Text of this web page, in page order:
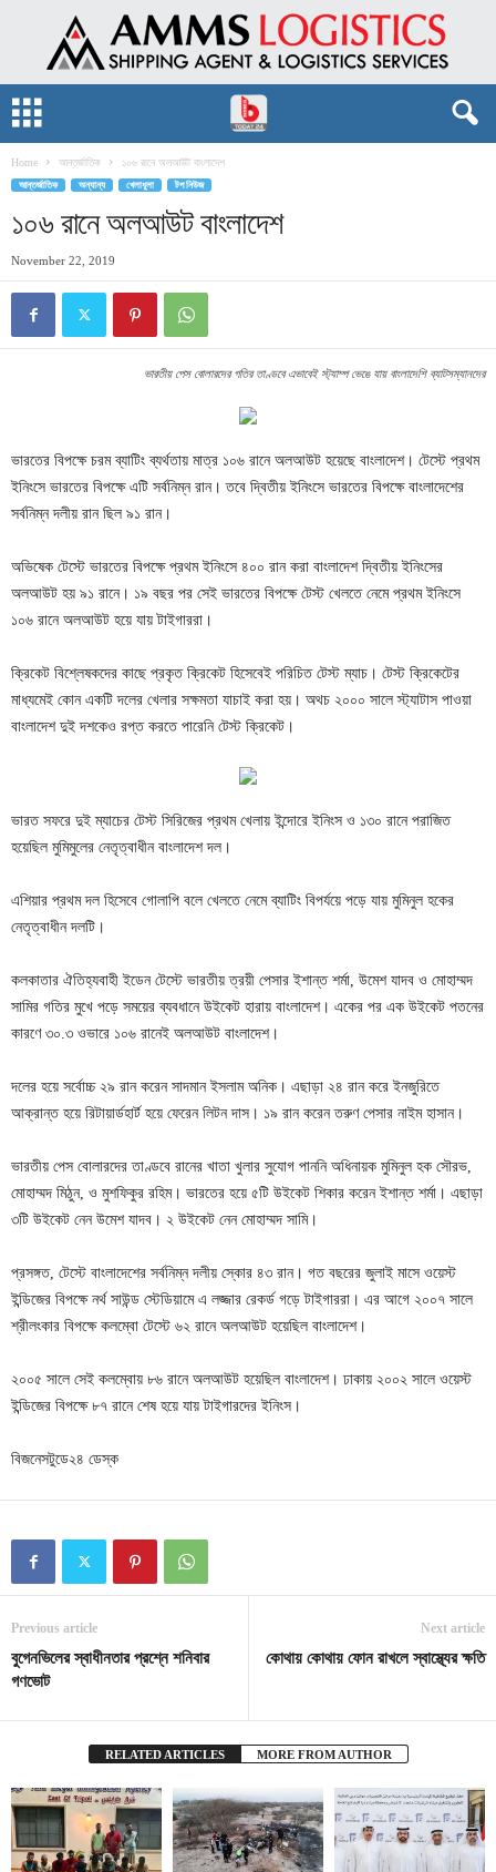
Home আন্তর্জাতিক ১০৬ রানে অলআউট বাংলাদেশ
আন্তর্জাতিক অন্যান্য খেলাধুলা টপ নিউজ
১০৬ রানে অলআউট বাংলাদেশ
November 22, 2019
ভারতীয় পেস বোলারদের গতির তাণ্ডবে এভাবেই স্ট্যাম্প ভেঙে যায় বাংলাদেশি ব্যাটসম্যানদের
ভারতের বিপক্ষে চরম ব্যাটিং ব্যর্থতায় মাত্র ১০৬ রানে অলআউট হয়েছে বাংলাদেশ। টেস্টে প্রথম
ইনিংসে ভারতের বিপক্ষে এটি সর্বনিম্ন রান। তবে দ্বিতীয় ইনিংসে ভারতের বিপক্ষে বাংলাদেশের
সর্বনিম্ন দলীয় রান ছিল ৯১ রান।
অভিষেক টেস্টে ভারতের বিপক্ষে প্রথম ইনিংসে ৪০০ রান করা বাংলাদেশ দ্বিতীয় ইনিংসের
অলআউট হয় ৯১ রানে। ১৯ বছর পর সেই ভারতের বিপক্ষে টেস্ট খেলতে নেমে প্রথম ইনিংসে
১০৬ রানে অলআউট হয়ে যায় টাইগাররা।
ক্রিকেট বিশ্লেষকদের কাছে প্রকৃত ক্রিকেট হিসেবেই পরিচিত টেস্ট ম্যাচ। টেস্ট ক্রিকেটের
মাধ্যমেই কোন একটি দলের খেলার সক্ষমতা যাচাই করা হয়। অথচ ২০০০ সালে স্ট্যাটাস পাওয়া
বাংলাদেশ দুই দশকেও রপ্ত করতে পারেনি টেস্ট ক্রিকেট।
ভারত সফরে দুই ম্যাচের টেস্ট সিরিজের প্রথম খেলায় ইন্দোরে ইনিংস ও ১৩০ রানে পরাজিত
হয়েছিল মুমিমুলের নেতৃত্বাধীন বাংলাদেশ দল।
এশিয়ার প্রথম দল হিসেবে গোলাপি বলে খেলতে নেমে ব্যাটিং বিপর্যয়ে পড়ে যায় মুমিনুল হকের
নেতৃত্বাধীন দলটি।
কলকাতার ঐতিহ্যবাহী ইডেন টেস্টে ভারতীয় ত্রয়ী পেসার ইশান্ত শর্মা, উমেশ যাদব ও মোহাম্মদ
সামির গতির মুখে পড়ে সময়ের ব্যবধানে উইকেট হারায় বাংলাদেশ। একের পর এক উইকেট পতনের
কারণে ৩০.৩ ওভারে ১০৬ রানেই অলআউট বাংলাদেশ।
দলের হয়ে সর্বোচ্চ ২৯ রান করেন সাদমান ইসলাম অনিক। এছাড়া ২৪ রান করে ইনজুরিতে
আক্রান্ত হয়ে রিটায়ার্ডহার্ট হয়ে ফেরেন লিটন দাস। ১৯ রান করেন তরুণ পেসার নাইম হাসান।
ভারতীয় পেস বোলারদের তাণ্ডবে রানের খাতা খুলার সুযোগ পাননি অধিনায়ক মুমিনুল হক সৌরভ,
মোহাম্মদ মিঠুন, ও মুশফিকুর রহিম। ভারতের হয়ে ৫টি উইকেট শিকার করেন ইশান্ত শর্মা। এছাড়া
৩টি উইকেট নেন উমেশ যাদব। ২ উইকেট নেন মোহাম্মদ সামি।
প্রসঙ্গত, টেস্টে বাংলাদেশের সর্বনিম্ন দলীয় স্কোর ৪৩ রান। গত বছরের জুলাই মাসে ওয়েস্ট
ইন্ডিজের বিপক্ষে নর্থ সাউন্ড স্টেডিয়ামে এ লজ্জার রেকর্ড গড়ে টাইগাররা। এর আগে ২০০৭ সালে
শ্রীলংকার বিপক্ষে কলম্বো টেস্টে ৬২ রানে অলআউট হয়েছিল বাংলাদেশ।
২০০৫ সালে সেই কলম্বোয় ৮৬ রানে অলআউট হয়েছিল বাংলাদেশ। ঢাকায় ২০০২ সালে ওয়েস্ট
ইন্ডিজের বিপক্ষে ৮৭ রানে শেষ হয়ে যায় টাইগারদের ইনিংস।
বিজনেসটুডে২৪ ডেস্ক
Previous article
বুগেনভিলের স্বাধীনতার প্রশ্নে শনিবার
গণভোট
Next article
কোথায় কোথায় ফোন রাখলে স্বাস্থ্যের ক্ষতি
RELATED ARTICLES MORE FROM AUTHOR